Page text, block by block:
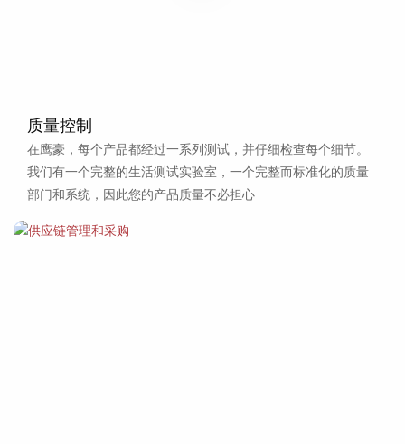
质量控制
在鹰豪，每个产品都经过一系列测试，并仔细检查每个细节。
我们有一个完整的生活测试实验室，一个完整而标准化的质量
部门和系统，因此您的产品质量不必担心